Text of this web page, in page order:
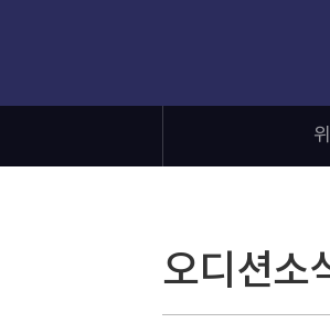
오디션소